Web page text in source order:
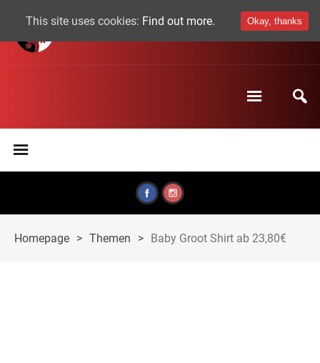
Homepage > Themen > Baby Groot Shirt ab 23,80€
This site uses cookies: Find out more. Okay, thanks